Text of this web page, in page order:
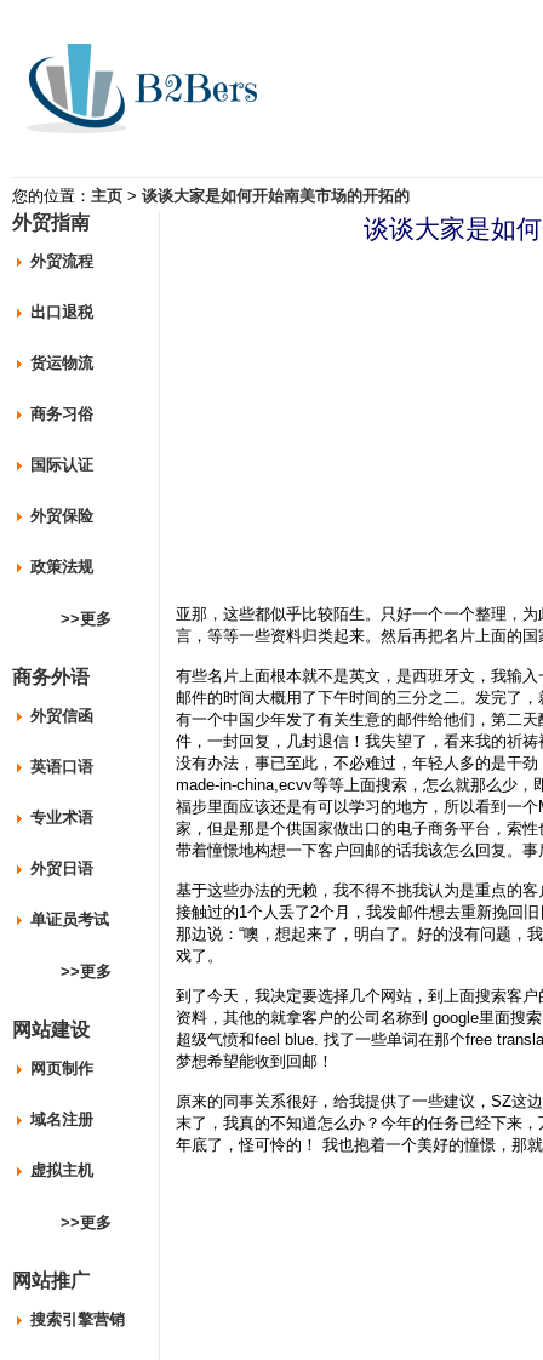
您的位置： 主页 > 谈谈大家是如何开始南美市场的开拓的
外贸指南
外贸流程
出口退税
货运物流
商务习俗
国际认证
外贸保险
政策法规
>>更多
商务外语
外贸信函
英语口语
专业术语
外贸日语
单证员考试
>>更多
网站建设
网页制作
域名注册
虚拟主机
>>更多
网站推广
搜索引擎营销
谈谈大家是如
亚那，这些都似乎比较陌生。只好一个一个整理，
言，等等一些资料归类起来。然后再把名片上面的
有些名片上面根本就不是英文，是西班牙文，我输
邮件的时间大概用了下午时间的三分之二。发完了
有一个中国少年发了有关生意的邮件给他们，第二
件，一封回复，几封退信！我失望了，看来我的祈
没有办法，事已至此，不必难过，年轻人多的是干
made-in-china,ecvv等等上面搜索，怎么就那么少
福步里面应该还是有可以学习的地方，所以看到一
家，但是那是个供国家做出口的电子商务平台，索
带着憧憬地构想一下客户回邮的话我该怎么回复。
基于这些办法的无赖，我不得不挑我认为是重点的
接触过的1个人丢了2个月，我发邮件想去重新挽回
那边说：“噢，想起来了，明白了。好的没有问题，
戏了。
到了今天，我决定要选择几个网站，到上面搜索客
资料，其他的就拿客户的公司名称到 google里面搜
超级气愤和feel blue. 找了一些单词在那个free
梦想希望能收到回邮！
原来的同事关系很好，给我提供了一些建议，SZ这
末了，我真的不知道怎么办？今年的任务已经下来
年底了，怪可怜的！ 我也抱着一个美好的憧憬，那